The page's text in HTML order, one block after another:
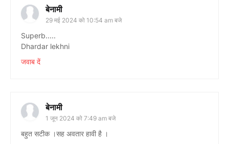
बेनामी
29 मई 2024 को 10:54 am बजे
Superb.....
Dhardar lekhni
जवाब दें
बेनामी
1 जून 2024 को 7:49 am बजे
बहुत सटीक ।सह अवतार हावी है ।